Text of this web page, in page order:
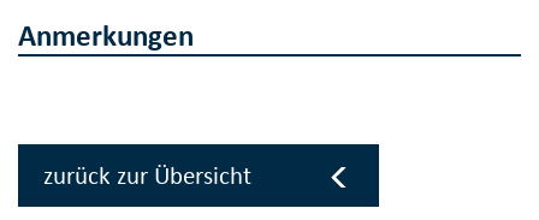
Anmerkungen
zurück zur Übersicht